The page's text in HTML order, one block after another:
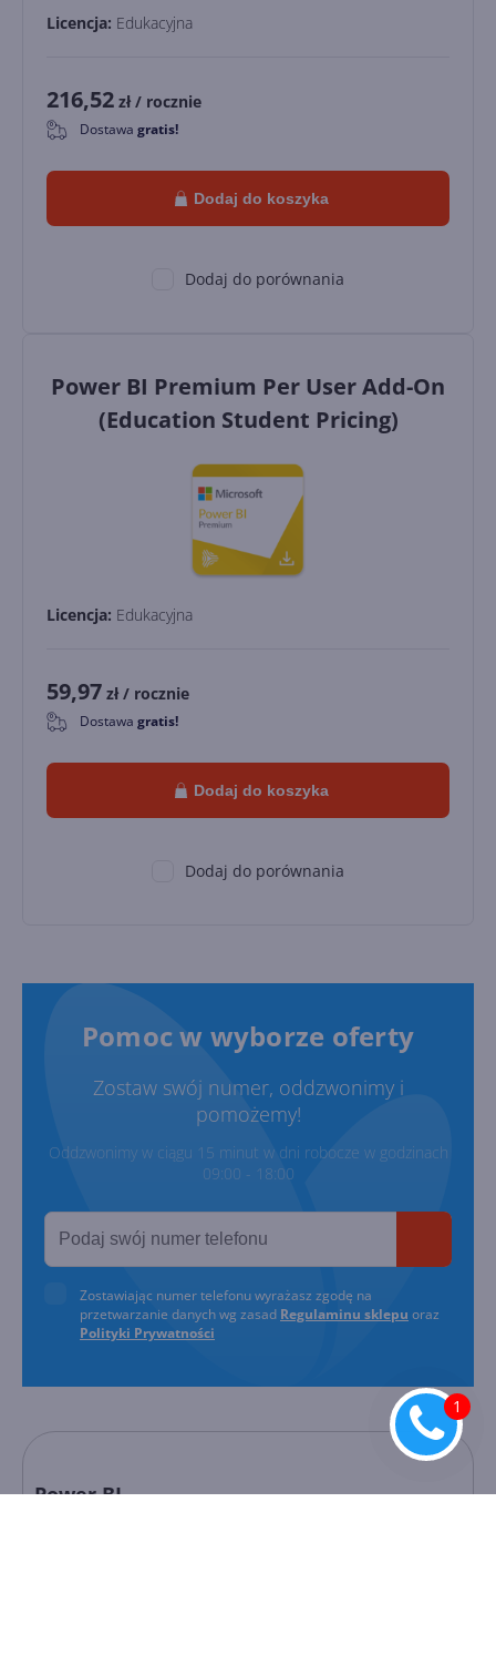
Licencja: Edukacyjna
216,52 zł / rocznie
0 Dostawa gratis!
Dodaj do koszyka
Dodaj do porównania
Power BI Premium Per User Add-On
(Education Student Pricing)
Licencja: Edukacyjna
59,97 zł / rocznie
0 Dostawa gratis!
Dodaj do koszyka
Dodaj do porównania
Pomoc w wyborze oferty
Zostaw swój numer, oddzwonimy i
pomożemy!
Oddzwonimy w ciągu 15 minut w dni robocze w godzinach
09:00 - 18:00
Zostawiając numer telefonu wyrażasz zgodę na
przetwarzanie danych wg zasad Regulaminu sklepu oraz
Polityki Prywatności
Power BI